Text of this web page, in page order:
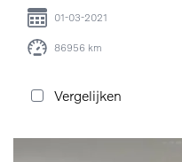
01-03-2021
86956 km
Vergelijken